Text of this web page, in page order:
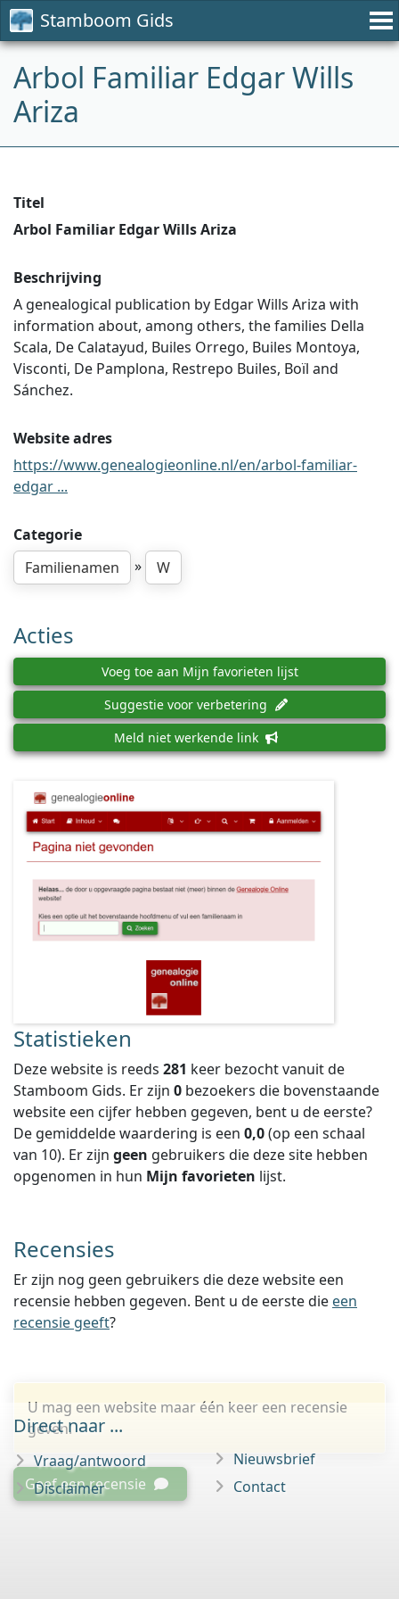
Stamboom Gids
Arbol Familiar Edgar Wills
Ariza
Titel
Arbol Familiar Edgar Wills Ariza
Beschrijving
A genealogical publication by Edgar Wills Ariza with
information about, among others, the families Della
Scala, De Calatayud, Builes Orrego, Builes Montoya,
Visconti, De Pamplona, Restrepo Builes, Boïl and
Sánchez.
Website adres
https://www.genealogieonline.nl/en/arbol-familiar-
edgar ...
Categorie
Familienamen
» W
Acties
Voeg toe aan Mijn favorieten lijst
Suggestie voor verbetering
Meld niet werkende link
Statistieken
Deze website is reeds 281 keer bezocht vanuit de
Stamboom Gids. Er zijn 0 bezoekers die bovenstaande
website een cijfer hebben gegeven, bent u de eerste?
De gemiddelde waardering is een 0,0(op een schaal
van 10). Er zijn geen gebruikers die deze site hebben
opgenomen in hun Mijn favorieten lijst.
Recensies
Er zijn nog geen gebruikers die deze website een
recensie hebben gegeven. Bent u de eerste die een
recensie geeft?
U mag een website maar één keer een recensie
geven.
Geef een recensie
Direct naar ...
Vraag/antwoord
Disclaimer
Nieuwsbrief
Contact